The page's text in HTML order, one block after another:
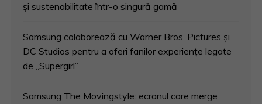
și sustenabilitate într-o singură gamă
Samsung colaborează cu Warner Bros. Pictures și
DC Studios pentru a oferi fanilor experiențe legate
de „Supergirl”
Samsung The Movingstyle: ecranul care merge